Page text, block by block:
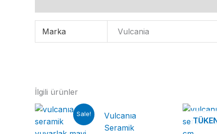
Marka Vulcania
İlgili ürünler
Sale!
Vulcanıa
Seramik